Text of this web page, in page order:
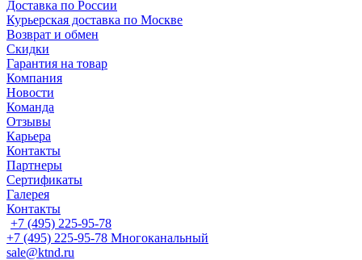
Доставка по России
Курьерская доставка по Москве
Возврат и обмен
Скидки
Гарантия на товар
Компания
Новости
Команда
Отзывы
Карьера
Контакты
Партнеры
Сертификаты
Галерея
Контакты
+7 (495) 225-95-78
+7 (495) 225-95-78 Многоканальный
sale@ktnd.ru